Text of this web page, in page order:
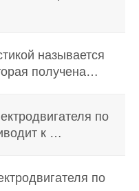
называется
получена…
по
к …
по